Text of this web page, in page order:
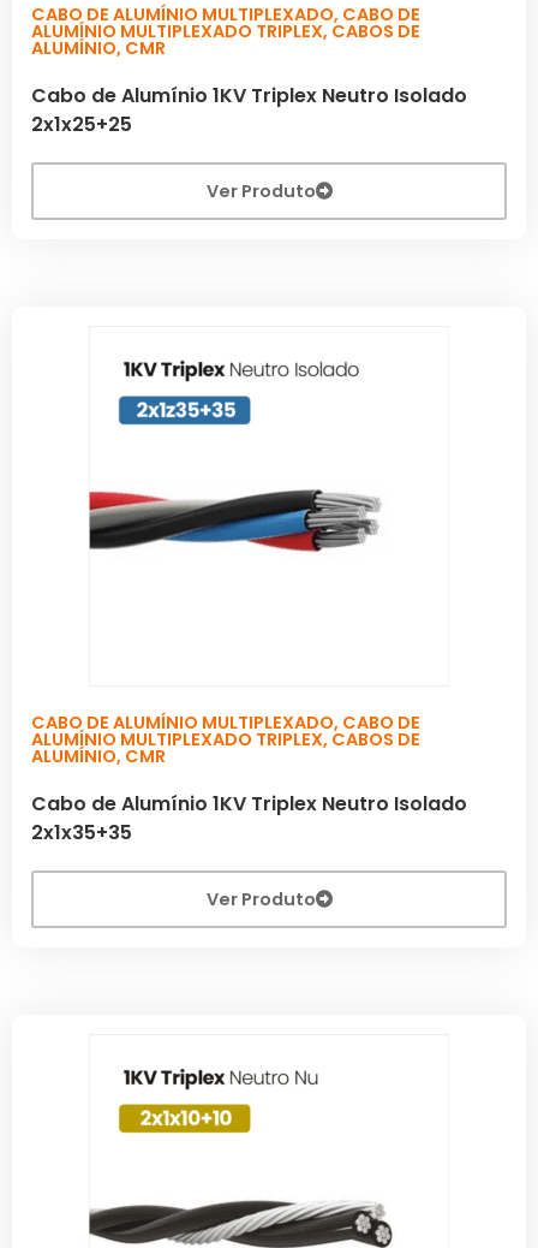
CABO DE ALUMÍNIO MULTIPLEXADO, CABO DE
ALUMÍNIO MULTIPLEXADO TRIPLEX, CABOS DE
ALUMÍNIO, CMR
Cabo de Alumínio 1KV Triplex Neutro Isolado
2x1x25+25
Ver Produto
CABO DE ALUMÍNIO MULTIPLEXADO, CABO DE
ALUMÍNIO MULTIPLEXADO TRIPLEX, CABOS DE
ALUMÍNIO, CMR
Cabo de Alumínio 1KV Triplex Neutro Isolado
2x1x35+35
Ver Produto